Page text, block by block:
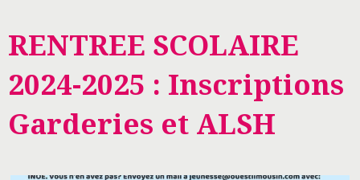
RENTREE SCOLAIRE
2024-2025 : Inscriptions
Garderies et ALSH